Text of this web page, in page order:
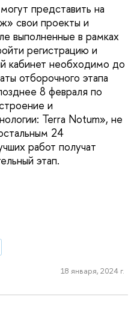
представить на
свои проекты и
выполненные в рамках
регистрацию и
кабинет необходимо до
отборочного этапа
8 февраля по
и
Terra Notum», не
24
работ получат
этап.
18 января, 2024 г.